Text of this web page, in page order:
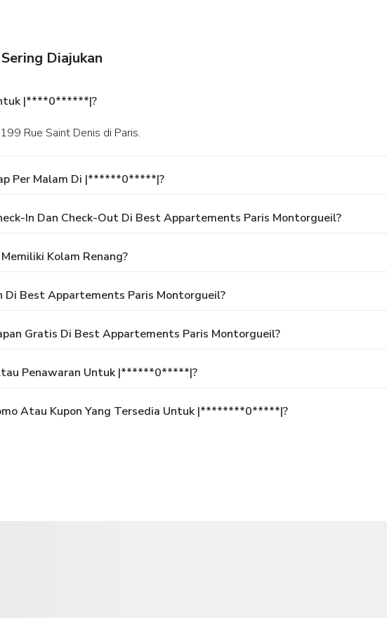
Diajukan
|****0******|?
Rue Saint Denis di Paris.
Per Malam Di |******0*****|?
In Dan Check-Out Di Best Appartements Paris Montorgueil?
Kolam Renang?
Di Best Appartements Paris Montorgueil?
Gratis Di Best Appartements Paris Montorgueil?
Penawaran Untuk |******0*****|?
Atau Kupon Yang Tersedia Untuk |********0*****|?